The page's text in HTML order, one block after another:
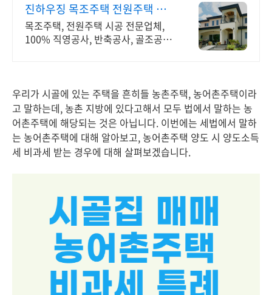
진하우징 목조주택 전원주택 합
리적인 시공비용
목조주택, 전원주택 시공 전문업체,
100% 직영공사, 반축공사, 골조공사
우리가 시골에 있는 주택을 흔히들 농촌주택, 농어촌주택이라
고 말하는데, 농촌 지방에 있다고해서 모두 법에서 말하는 농
어촌주택에 해당되는 것은 아닙니다. 이번에는 세법에서 말하
는 농어촌주택에 대해 알아보고, 농어촌주택 양도 시 양도소득
세 비과세 받는 경우에 대해 살펴보겠습니다.